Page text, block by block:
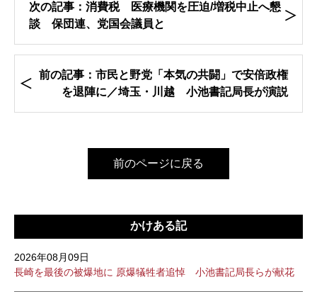
次の記事：消費税 医療機関を圧迫/増税中止へ懇
談 保団連、党国会議員と
前の記事：市民と野党「本気の共闘」で安倍政権
を退陣に／埼玉・川越 小池書記局長が演説
前のページに戻る
かけある記
2026年08月09日
長崎を最後の被爆地に 原爆犠牲者追悼 小池書記局長らが献花